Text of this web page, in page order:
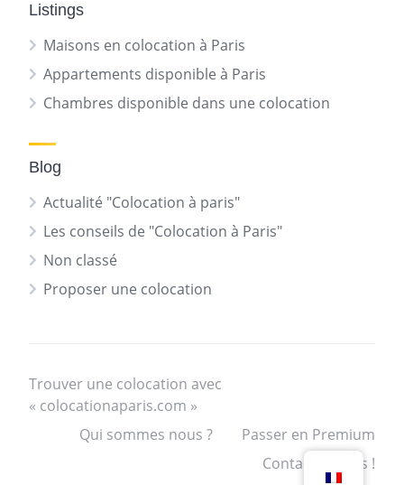
Listings
Maisons en colocation à Paris
Appartements disponible à Paris
Chambres disponible dans une colocation
Blog
Actualité "Colocation à paris"
Les conseils de "Colocation à Paris"
Non classé
Proposer une colocation
Trouver une colocation avec
« colocationaparis.com »
Qui sommes nous ?
Passer en Premium
Contactez nous !